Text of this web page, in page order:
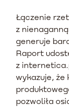
Łączenie
z
generuje
Raport
z
wykazuje, że
pozwoliła